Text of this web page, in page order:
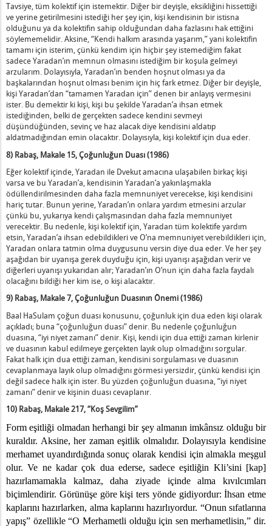
Tavsiye, tüm kolektif için istemektir. Diğer bir deyişle, eksikliğini hissettiği
ve yerine getirilmesini istediği her şey için, kişi kendisinin bir istisna
olduğunu ya da kolektifin sahip olduğundan daha fazlasını hak ettiğini
söylememelidir. Aksine, “Kendi halkım arasında yaşarım,” yani kolektifin
tamamı için isterim, çünkü kendim için hiçbir şey istemediğim fakat
sadece Yaradan’ın memnun olmasını istediğim bir koşula gelmeyi
arzularım. Dolayısıyla, Yaradan’ın benden hoşnut olması ya da
başkalarından hoşnut olması benim için hiç fark etmez. Diğer bir deyişle,
kişi Yaradan’dan “tamamen Yaradan için” denen bir anlayış vermesini
ister. Bu demektir ki kişi, kişi bu şekilde Yaradan’a ihsan etmek
istediğinden, belki de gerçekten sadece kendini sevmeyi
düşündüğünden, sevinç ve haz alacak diye kendisini aldatıp
aldatmadığından emin olacaktır. Dolayısıyla, kişi kolektif için dua eder.
8) Rabaş, Makale 15, Çoğunluğun Duası (1986)
Eğer kolektif içinde, Yaradan ile Dvekut amacına ulaşabilen birkaç kişi
varsa ve bu Yaradan’a, kendisinin Yaradan’a yakınlaşmakla
ödüllendirilmesinden daha fazla memnuniyet verecekse, kişi kendisini
hariç tutar. Bunun yerine, Yaradan’ın onlara yardım etmesini arzular
çünkü bu, yukarıya kendi çalışmasından daha fazla memnuniyet
verecektir. Bu nedenle, kişi kolektif için, Yaradan tüm kolektife yardım
etsin, Yaradan’a ihsan edebildikleri ve O’na memnuniyet verebildikleri için,
Yaradan onlara tatmin olma duygusunu versin diye dua eder. Ve her şey
aşağıdan bir uyanışa gerek duyduğu için, kişi uyanışı aşağıdan verir ve
diğerleri uyanışı yukarıdan alır; Yaradan’ın O’nun için daha fazla faydalı
olacağını bildiği her kim ise, o kişi alacaktır.
9) Rabaş, Makale 7, Çoğunluğun Duasının Önemi (1986)
Baal HaSulam çoğun duası konusunu, çoğunluk için dua eden kişi olarak
açıkladı; buna “çoğunluğun duası” denir. Bu nedenle çoğunluğun
duasına, “iyi niyet zamanı” denir. Kişi, kendi için dua ettiği zaman kirlenir
ve duasının kabul edilmeye gerçekten layık olup olmadığını sorgular.
Fakat halk için dua ettiği zaman, kendisini sorgulaması ve duasının
cevaplanmaya layık olup olmadığını görmesi yersizdir, çünkü kendisi için
değil sadece halk için ister. Bu yüzden çoğunluğun duasına, “iyi niyet
zamanı” denir ve kişinin duası cevaplanır.
10) Rabaş, Makale 217, “Koş Sevgilim”
Form eşitliği olmadan herhangi bir şey almanın imkânsız olduğu bir
kuraldır. Aksine, her zaman eşitlik olmalıdır. Dolayısıyla kendisine
merhamet uyandırdığında sonuç olarak kendisi için almakla meşgul
olur. Ve ne kadar çok dua ederse, sadece eşitliğin Kli’sini [kap]
hazırlamamakla kalmaz, daha ziyade içinde alma kıvılcımları
biçimlendirir. Görünüşe göre kişi ters yönde gidiyordur: İhsan etme
kaplarını hazırlarken, alma kaplarını hazırlıyordur. “Onun sıfatlarına
yapış” özellikle“O Merhametli olduğu için sen merhametlisin,” dir.